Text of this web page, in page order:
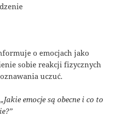
o emocjach jako
sobie reakcji fizycznych
uczuć.
emocje są obecne i co to